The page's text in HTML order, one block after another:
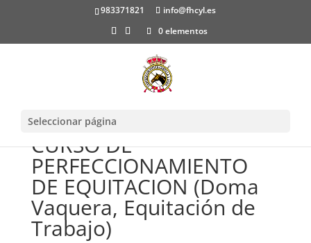
983371821
info@fhcyl.es
0 elementos
Seleccionar página
CURSO DE
PERFECCIONAMIENTO
DE EQUITACION (Doma
Vaquera, Equitación de
Trabajo)